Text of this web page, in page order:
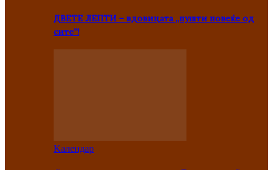
ДВЕТЕ ЛЕПТИ – вдовицата „пушти повеќе од
сите“!
Kалендар